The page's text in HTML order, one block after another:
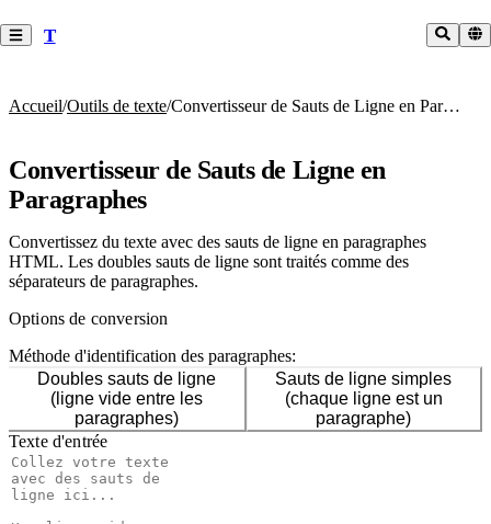
T
Accueil/Outils de texte/ Convertisseur de Sauts de Ligne en Paragraphes
Convertisseur de Sauts de Ligne en
Paragraphes
Convertissez du texte avec des sauts de ligne en paragraphes
HTML. Les doubles sauts de ligne sont traités comme des
séparateurs de paragraphes.
Options de conversion
Méthode d'identification des paragraphes:
Doubles sauts de ligne
(ligne vide entre les
paragraphes)
Sauts de ligne simples
(chaque ligne est un
paragraphe)
Texte d'entrée